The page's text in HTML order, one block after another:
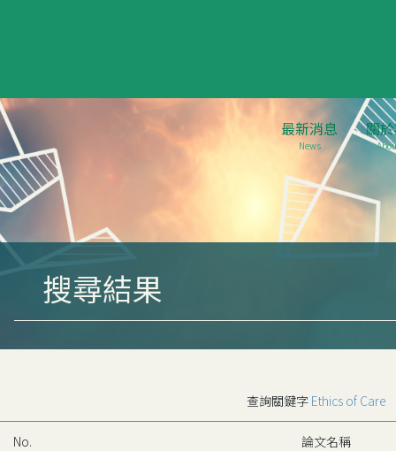
最新消息
News
關
搜尋結果
查詢關鍵字 Ethics of Care
No. 論文名稱